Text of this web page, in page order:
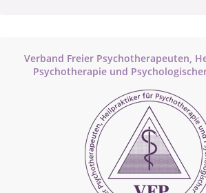
Verband Freier Psychotherapeuten,
Psychotherapie und